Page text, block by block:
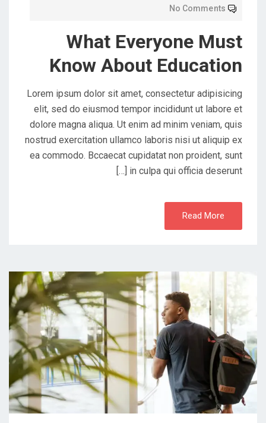
No Comments
What Everyone Must
Know About Education
Lorem ipsum dolor sit amet, consectetur adipisicing
elit, sed do eiusmod tempor incididunt ut labore et
dolore magna aliqua. Ut enim ad minim veniam, quis
nostrud exercitation ullamco laboris nisi ut aliquip ex
ea commodo. Bccaecat cupidatat non proident, sunt
in culpa qui officia deserunt […]
Read More